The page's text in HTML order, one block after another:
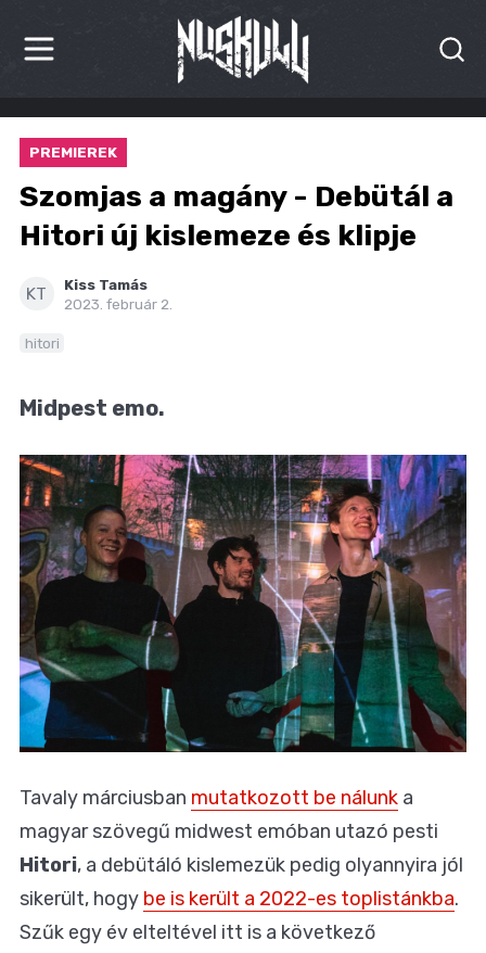
HÍREK
KRITIKÁK
BESZÁMOLÓK
MÁSVILÁG
BLOG
PREMIEREK
Szomjas a magány - Debütál a
Hitori új kislemeze és klipje
KT
Kiss Tamás
2023. február 2.
hitori
Midpest emo.
Tavaly márciusban mutatkozott be nálunk a
magyar szövegű midwest emóban utazó pesti
Hitori, a debütáló kislemezük pedig olyannyira jól
sikerült, hogy be is került a 2022-es toplistánkba.
Szűk egy év elteltével itt is a következő